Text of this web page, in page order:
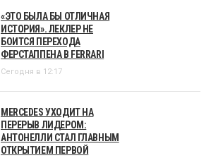
«ЭТО БЫЛА БЫ ОТЛИЧНАЯ
ИСТОРИЯ». ЛЕКЛЕР НЕ
БОИТСЯ ПЕРЕХОДА
ФЕРСТАППЕНА В FERRARI
Сегодня в 12:17
MERCEDES УХОДИТ НА
ПЕРЕРЫВ ЛИДЕРОМ:
АНТОНЕЛЛИ СТАЛ ГЛАВНЫМ
ОТКРЫТИЕМ ПЕРВОЙ